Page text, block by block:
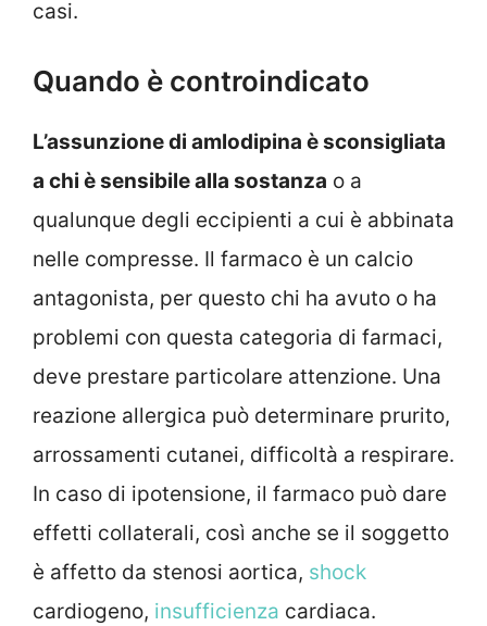
casi.
Quando è controindicato
L’assunzione di amlodipina è sconsigliata
a chi è sensibile alla sostanza o a
qualunque degli eccipienti a cui è abbinata
nelle compresse. Il farmaco è un calcio
antagonista, per questo chi ha avuto o ha
problemi con questa categoria di farmaci,
deve prestare particolare attenzione. Una
reazione allergica può determinare prurito,
arrossamenti cutanei, difficoltà a respirare.
In caso di ipotensione, il farmaco può dare
effetti collaterali, così anche se il soggetto
è affetto da stenosi aortica, shock
cardiogeno, insufficienza cardiaca.